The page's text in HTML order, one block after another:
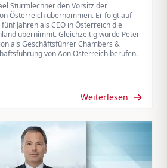
Sturmlechner den Vorsitz der
Österreich übernommen. Er folgt auf
Jahren als CEO in Österreich die
übernimmt. Gleichzeitig wurde Peter
als Geschäftsführer Chambers &
von Aon Österreich berufen.
Weiterlesen